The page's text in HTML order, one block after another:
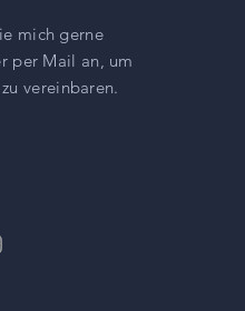
Armband an.
mich gerne
per Mail an, um
vereinbaren.